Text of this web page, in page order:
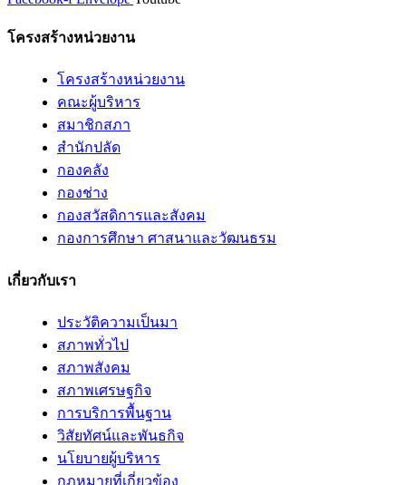
โครงสร้างหน่วยงาน
โครงสร้างหน่วยงาน
คณะผู้บริหาร
สมาชิกสภา
สำนักปลัด
กองคลัง
กองช่าง
กองสวัสดิการและสังคม
กองการศึกษา ศาสนาและวัฒนธรม
เกี่ยวกับเรา
ประวัติความเป็นมา
สภาพทั่วไป
สภาพสังคม
สภาพเศรษฐกิจ
การบริการพื้นฐาน
วิสัยทัศน์และพันธกิจ
นโยบายผู้บริหาร
กฎหมายที่เกี่ยวข้อง